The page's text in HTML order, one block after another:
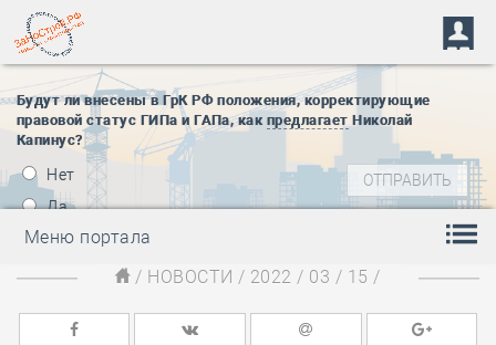
Будут ли внесены в ГрК РФ положения, корректирующие
правовой статус ГИПа и ГАПа, как предлагает Николай
Капинус?
Нет
Да
Меню портала
/ НОВОСТИ / 2022 / 03 / 15 /